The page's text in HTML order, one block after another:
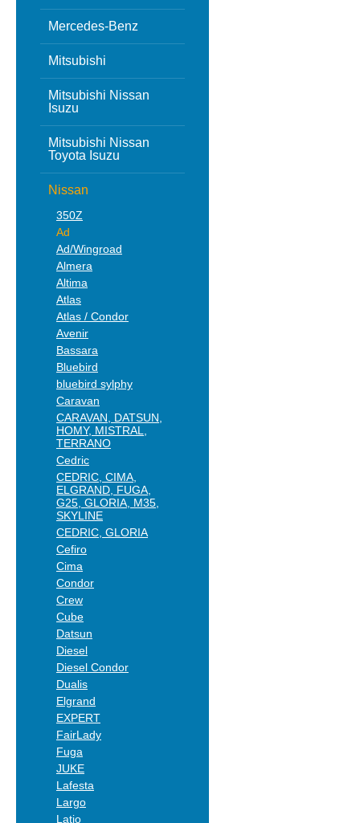
Mercedes-Benz
Mitsubishi
Mitsubishi Nissan
Isuzu
Mitsubishi Nissan
Toyota Isuzu
Nissan
350Z
Ad
Ad/Wingroad
Almera
Altima
Atlas
Atlas / Condor
Avenir
Bassara
Bluebird
bluebird sylphy
Caravan
CARAVAN, DATSUN,
HOMY, MISTRAL,
TERRANO
Cedric
CEDRIC, CIMA,
ELGRAND, FUGA,
G25, GLORIA, M35,
SKYLINE
CEDRIC, GLORIA
Cefiro
Cima
Condor
Crew
Cube
Datsun
Diesel
Diesel Condor
Dualis
Elgrand
EXPERT
FairLady
Fuga
JUKE
Lafesta
Largo
Latio